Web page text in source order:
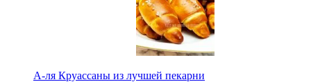
А-ля Круассаны из лучшей пекарни